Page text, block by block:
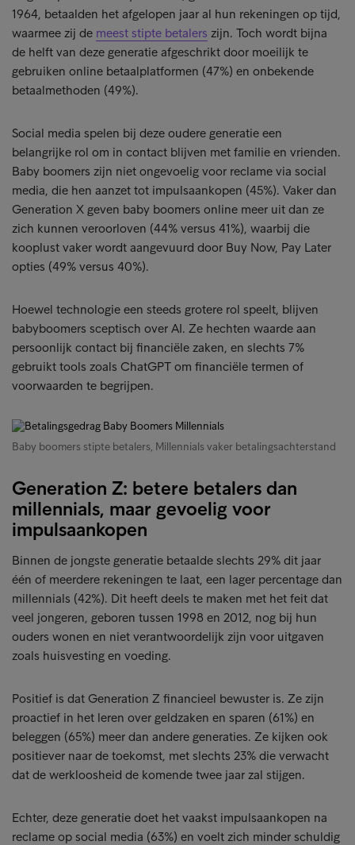
1964, betaalden het afgelopen jaar al hun rekeningen op tijd,
waarmee zij de meest stipte betalers zijn. Toch wordt bijna
de helft van deze generatie afgeschrikt door moeilijk te
gebruiken online betaalplatformen (47%) en onbekende
betaalmethoden (49%).
Social media spelen bij deze oudere generatie een
belangrijke rol om in contact blijven met familie en vrienden.
Baby boomers zijn niet ongevoelig voor reclame via social
media, die hen aanzet tot impulsaankopen (45%). Vaker dan
Generation X geven baby boomers online meer uit dan ze
zich kunnen veroorloven (44% versus 41%), waarbij die
kooplust vaker wordt aangevuurd door Buy Now, Pay Later
opties (49% versus 40%).
Hoewel technologie een steeds grotere rol speelt, blijven
babyboomers sceptisch over AI. Ze hechten waarde aan
persoonlijk contact bij financiële zaken, en slechts 7%
gebruikt tools zoals ChatGPT om financiële termen of
voorwaarden te begrijpen.
Baby boomers stipte betalers, Millennials vaker betalingsachterstand
Generation Z: betere betalers dan
millennials, maar gevoelig voor
impulsaankopen
Binnen de jongste generatie betaalde slechts 29% dit jaar
één of meerdere rekeningen te laat, een lager percentage dan
millennials (42%). Dit heeft deels te maken met het feit dat
veel jongeren, geboren tussen 1998 en 2012, nog bij hun
ouders wonen en niet verantwoordelijk zijn voor uitgaven
zoals huisvesting en voeding.
Positief is dat Generation Z financieel bewuster is. Ze zijn
proactief in het leren over geldzaken en sparen (61%) en
beleggen (65%) meer dan andere generaties. Ze kijken ook
positiever naar de toekomst, met slechts 23% die verwacht
dat de werkloosheid de komende twee jaar zal stijgen.
Echter, deze generatie doet het vaakst impulsaankopen na
reclame op social media (63%) en voelt zich minder schuldig